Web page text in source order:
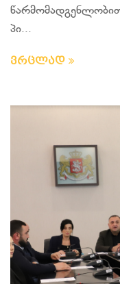
პი...
ვრცლად